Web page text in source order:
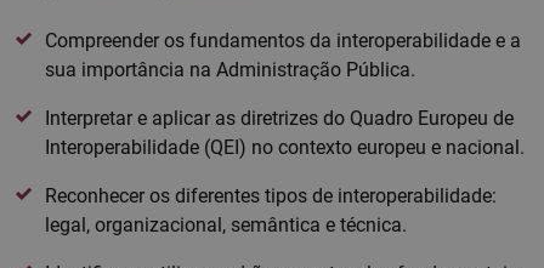
Compreender os fundamentos da interoperabilidade e a
sua importância na Administração Pública.
Interpretar e aplicar as diretrizes do Quadro Europeu de
Interoperabilidade (QEI) no contexto europeu e nacional.
Reconhecer os diferentes tipos de interoperabilidade:
legal, organizacional, semântica e técnica.